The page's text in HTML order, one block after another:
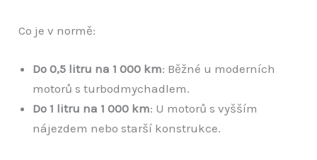
Co je v normě:
Do 0,5 litru na 1 000 km: Běžné u moderních
motorů s turbodmychadlem.
Do 1 litru na 1 000 km: U motorů s vyšším
nájezdem nebo starší konstrukce.